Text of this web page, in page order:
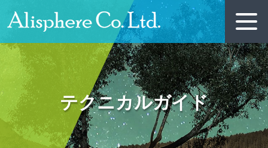
テクニカルガイド